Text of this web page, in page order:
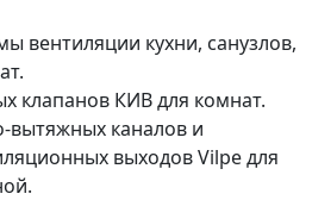
вентиляции кухни, санузлов,
клапанов КИВ для комнат.
каналов и
выходов Vilpe для